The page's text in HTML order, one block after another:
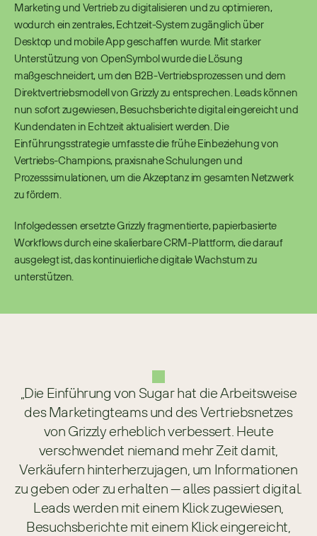
Marketing und Vertrieb zu digitalisieren und zu optimieren,
wodurch ein zentrales, Echtzeit-System zugänglich über
Desktop und mobile App geschaffen wurde. Mit starker
Unterstützung von OpenSymbol wurde die Lösung
maßgeschneidert, um den B2B-Vertriebsprozessen und dem
Direktvertriebsmodell von Grizzly zu entsprechen. Leads können
nun sofort zugewiesen, Besuchsberichte digital eingereicht und
Kundendaten in Echtzeit aktualisiert werden. Die
Einführungsstrategie umfasste die frühe Einbeziehung von
Vertriebs-Champions, praxisnahe Schulungen und
Prozesssimulationen, um die Akzeptanz im gesamten Netzwerk
zu fördern.
Infolgedessen ersetzte Grizzly fragmentierte, papierbasierte
Workflows durch eine skalierbare CRM-Plattform, die darauf
ausgelegt ist, das kontinuierliche digitale Wachstum zu
unterstützen.
„Die Einführung von Sugar hat die Arbeitsweise
des Marketingteams und des Vertriebsnetzes
von Grizzly erheblich verbessert. Heute
verschwendet niemand mehr Zeit damit,
Verkäufern hinterherzujagen, um Informationen
zu geben oder zu erhalten — alles passiert digital.
Leads werden mit einem Klick zugewiesen,
Besuchsberichte mit einem Klick eingereicht,